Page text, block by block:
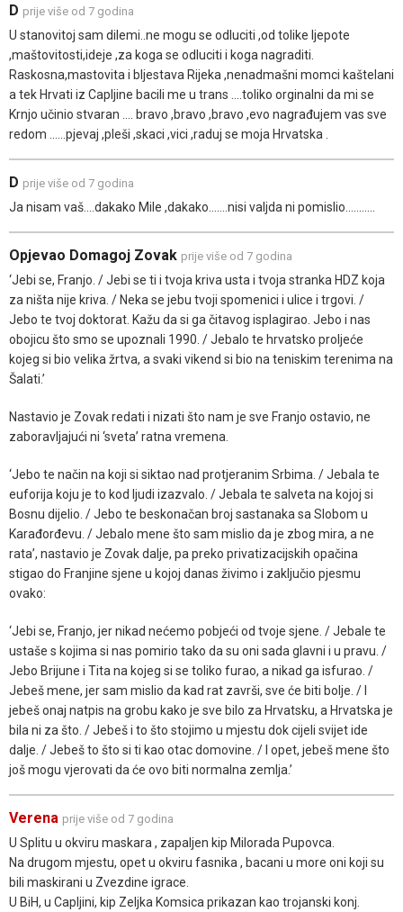
D prije više od 7 godina
U stanovitoj sam dilemi..ne mogu se odluciti ,od tolike ljepote
,maštovitosti,ideje ,za koga se odluciti i koga nagraditi.
Raskosna,mastovita i bljestava Rijeka ,nenadmašni momci kaštelani
a tek Hrvati iz Capljine bacili me u trans ....toliko orginalni da mi se
Krnjo učinio stvaran .... bravo ,bravo ,bravo ,evo nagrađujem vas sve
redom ......pjevaj ,pleši ,skaci ,vici ,raduj se moja Hrvatska .
D prije više od 7 godina
Ja nisam vaš....dakako Mile ,dakako.......nisi valjda ni pomislio...........
Opjevao Domagoj Zovak prije više od 7 godina
‘Jebi se, Franjo. / Jebi se ti i tvoja kriva usta i tvoja stranka HDZ koja
za ništa nije kriva. / Neka se jebu tvoji spomenici i ulice i trgovi. /
Jebo te tvoj doktorat. Kažu da si ga čitavog isplagirao. Jebo i nas
obojicu što smo se upoznali 1990. / Jebalo te hrvatsko proljeće
kojeg si bio velika žrtva, a svaki vikend si bio na teniskim terenima na
Šalati.’
Nastavio je Zovak redati i nizati što nam je sve Franjo ostavio, ne
zaboravljajući ni ‘sveta’ ratna vremena.
‘Jebo te način na koji si siktao nad protjeranim Srbima. / Jebala te
euforija koju je to kod ljudi izazvalo. / Jebala te salveta na kojoj si
Bosnu dijelio. / Jebo te beskonačan broj sastanaka sa Slobom u
Karađorđevu. / Jebalo mene što sam mislio da je zbog mira, a ne
rata’, nastavio je Zovak dalje, pa preko privatizacijskih opačina
stigao do Franjine sjene u kojoj danas živimo i zaključio pjesmu
ovako:
‘Jebi se, Franjo, jer nikad nećemo pobjeći od tvoje sjene. / Jebale te
ustaše s kojima si nas pomirio tako da su oni sada glavni i u pravu. /
Jebo Brijune i Tita na kojeg si se toliko furao, a nikad ga isfurao. /
Jebeš mene, jer sam mislio da kad rat završi, sve će biti bolje. / I
jebeš onaj natpis na grobu kako je sve bilo za Hrvatsku, a Hrvatska je
bila ni za što. / Jebeš i to što stojimo u mjestu dok cijeli svijet ide
dalje. / Jebeš to što si ti kao otac domovine. / I opet, jebeš mene što
još mogu vjerovati da će ovo biti normalna zemlja.’
Verena prije više od 7 godina
U Splitu u okviru maskara , zapaljen kip Milorada Pupovca.
Na drugom mjestu, opet u okviru fasnika , bacani u more oni koji su
bili maskirani u Zvezdine igrace.
U BiH, u Capljini, kip Zeljka Komsica prikazan kao trojanski konj.